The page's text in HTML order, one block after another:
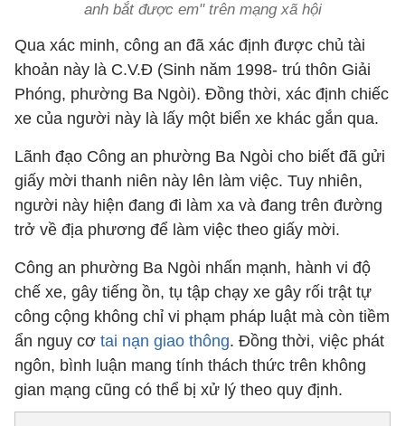
anh bắt được em" trên mạng xã hội
Qua xác minh, công an đã xác định được chủ tài
khoản này là C.V.Đ (Sinh năm 1998- trú thôn Giải
Phóng, phường Ba Ngòi). Đồng thời, xác định chiếc
xe của người này là lấy một biển xe khác gắn qua.
Lãnh đạo Công an phường Ba Ngòi cho biết đã gửi
giấy mời thanh niên này lên làm việc. Tuy nhiên,
người này hiện đang đi làm xa và đang trên đường
trở về địa phương để làm việc theo giấy mời.
Công an phường Ba Ngòi nhấn mạnh, hành vi độ
chế xe, gây tiếng ồn, tụ tập chạy xe gây rối trật tự
công cộng không chỉ vi phạm pháp luật mà còn tiềm
ẩn nguy cơ tai nạn giao thông. Đồng thời, việc phát
ngôn, bình luận mang tính thách thức trên không
gian mạng cũng có thể bị xử lý theo quy định.